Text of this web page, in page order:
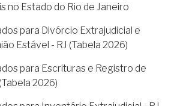
no Estado do Rio de Janeiro
para Divórcio Extrajudicial e
Estável - RJ (Tabela 2026)
para Escrituras e Registro de
2026)